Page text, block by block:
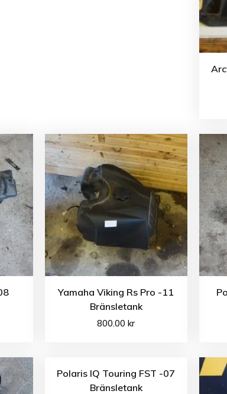
Yamaha Viking Rs Pro -11
Bränsletank
800.00kr
Polaris IQ Touring FST -07
Bränsletank